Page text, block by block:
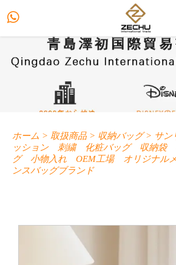

ホーム > 取扱商品 > 収納バッグ> サ
ッション 刺繍 化粧バッグ 収納袋
グ 小物入れ OEM工場 オリジナル
ンスバッグブランド